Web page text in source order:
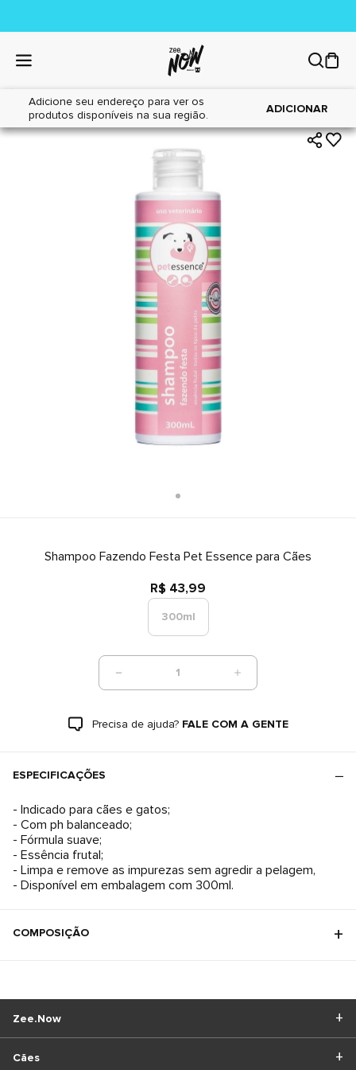
Adicione seu endereço para ver os
produtos disponíveis na sua região.
ADICIONAR
Home|Cães|Higiene
Shampoo Fazendo Festa Pet Essence para Cães
R$ 43,99
300ml
1
Precisa de ajuda? FALE COM A GENTE
ESPECIFICAÇÕES
- Indicado para cães e gatos;
- Com ph balanceado;
- Fórmula suave;
- Essência frutal;
- Limpa e remove as impurezas sem agredir a pelagem,
- Disponível em embalagem com 300ml.
COMPOSIÇÃO
Cães
Zee.Now